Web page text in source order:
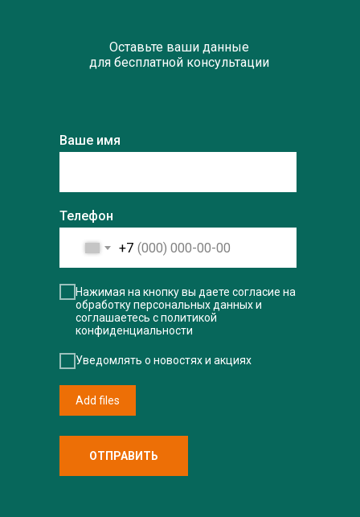
Оставьте ваши данные
для бесплатной консультации
Ваше имя
Телефон
+7
Нажимая на кнопку вы даете согласие на
обработку персональных данных и
соглашаетесь c политикой
конфиденциальности
Уведомлять о новостях и акциях
Add files
ОТПРАВИТЬ